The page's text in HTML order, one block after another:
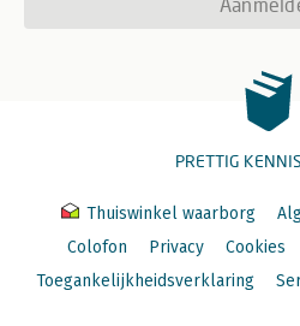
PRETTIG
Thuiswinkel waarborg
Colofon
Privacy Cookies
Toegankelijkheidsverklaring